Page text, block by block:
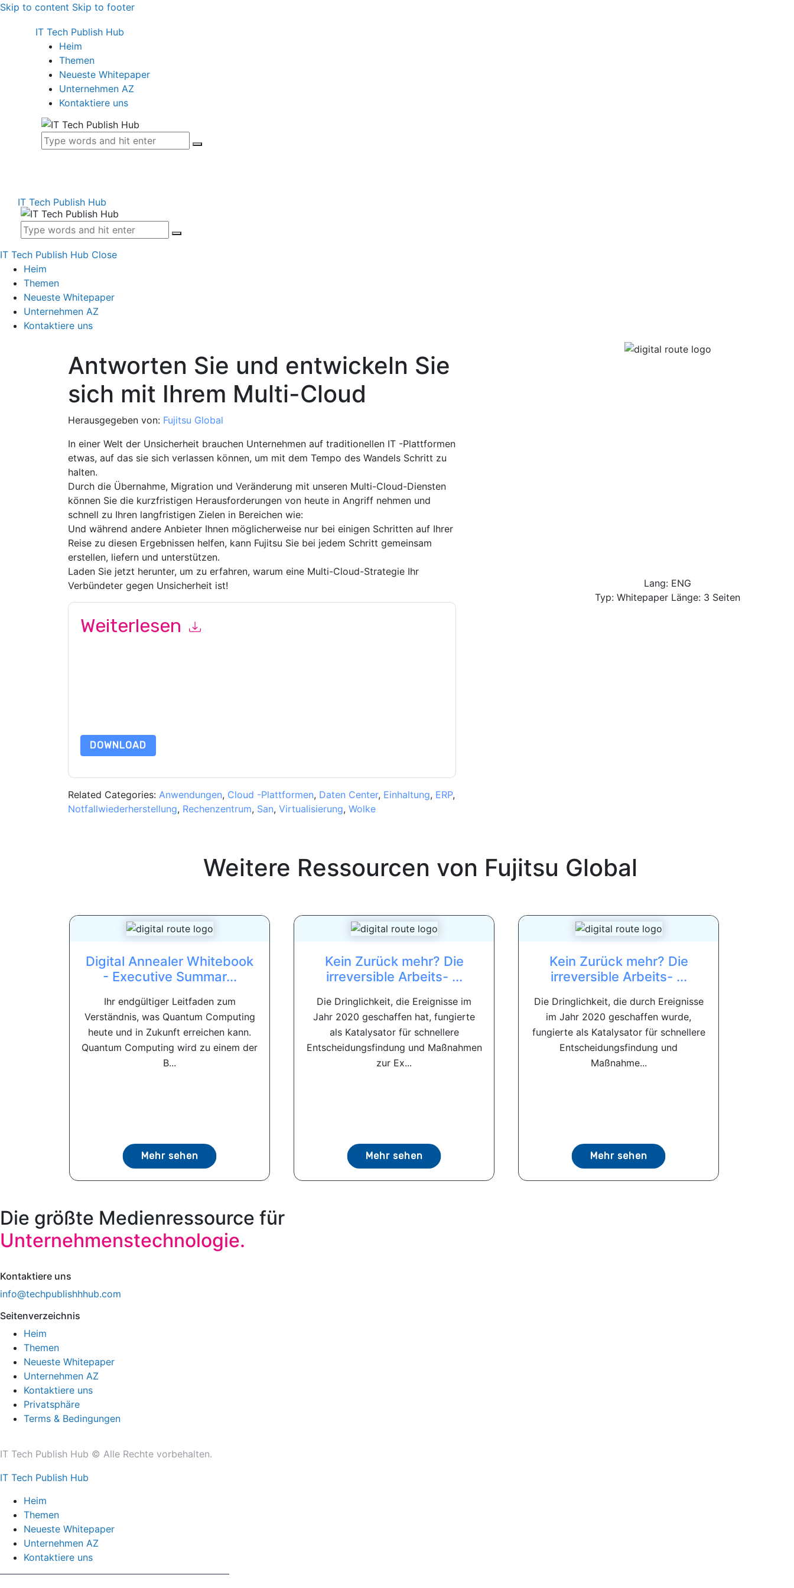
Skip to content Skip to footer
IT Tech Publish Hub
Heim
Themen
Neueste Whitepaper
Unternehmen AZ
Kontaktiere uns
IT Tech Publish Hub
IT Tech Publish Hub Close
Heim
Themen
Neueste Whitepaper
Unternehmen AZ
Kontaktiere uns
Antworten Sie und entwickeln Sie
sich mit Ihrem Multi-Cloud
Herausgegeben von: Fujitsu Global
In einer Welt der Unsicherheit brauchen Unternehmen auf traditionellen IT -Plattformen
etwas, auf das sie sich verlassen können, um mit dem Tempo des Wandels Schritt zu
halten.
Durch die Übernahme, Migration und Veränderung mit unseren Multi-Cloud-Diensten
können Sie die kurzfristigen Herausforderungen von heute in Angriff nehmen und
schnell zu Ihren langfristigen Zielen in Bereichen wie:
Und während andere Anbieter Ihnen möglicherweise nur bei einigen Schritten auf Ihrer
Reise zu diesen Ergebnissen helfen, kann Fujitsu Sie bei jedem Schritt gemeinsam
erstellen, liefern und unterstützen.
Laden Sie jetzt herunter, um zu erfahren, warum eine Multi-Cloud-Strategie Ihr
Verbündeter gegen Unsicherheit ist!
Weiterlesen
DOWNLOAD
Related Categories: Anwendungen, Cloud -Plattformen, Daten Center, Einhaltung, ERP,
Notfallwiederherstellung, Rechenzentrum, San, Virtualisierung, Wolke
Lang: ENG
Typ: Whitepaper Länge: 3 Seiten
Weitere Ressourcen von Fujitsu Global
Digital Annealer Whitebook
- Executive Summar...
Ihr endgültiger Leitfaden zum
Verständnis, was Quantum Computing
heute und in Zukunft erreichen kann.
Quantum Computing wird zu einem der
B...
Mehr sehen
Kein Zurück mehr? Die
irreversible Arbeits- ...
Die Dringlichkeit, die Ereignisse im
Jahr 2020 geschaffen hat, fungierte
als Katalysator für schnellere
Entscheidungsfindung und Maßnahmen
zur Ex...
Mehr sehen
Kein Zurück mehr? Die
irreversible Arbeits- ...
Die Dringlichkeit, die durch Ereignisse
im Jahr 2020 geschaffen wurde,
fungierte als Katalysator für schnellere
Entscheidungsfindung und
Maßnahme...
Mehr sehen
Die größte Medienressource für
Unternehmenstechnologie.
Kontaktiere uns
info@techpublishhhub.com
Seitenverzeichnis
Heim
Themen
Neueste Whitepaper
Unternehmen AZ
Kontaktiere uns
Privatsphäre
Terms & Bedingungen
IT Tech Publish Hub © Alle Rechte vorbehalten.
IT Tech Publish Hub
Heim
Themen
Neueste Whitepaper
Unternehmen AZ
Kontaktiere uns